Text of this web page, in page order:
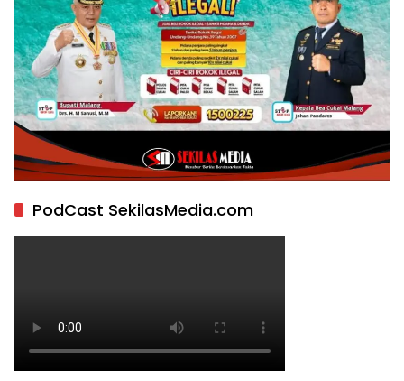
PodCast SekilasMedia.com